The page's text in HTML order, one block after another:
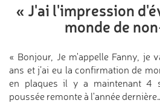
« J'ai l'impression
monde de
« Bonjour, Je m'appelle Fanny, je
ans et j’ai eu la confirmation de
en plaques il y a maintenant 4
poussée remonte à l'année